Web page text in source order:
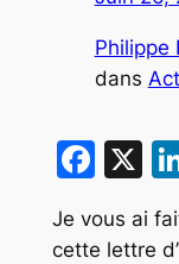
Philippe
dans
X
Je vous ai
cette lettre